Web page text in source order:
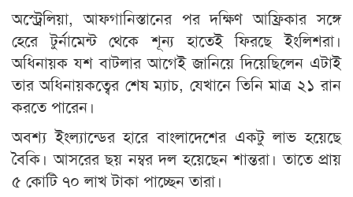
অস্ট্রেলিয়া, আফগানিস্তানের পর দক্ষিণ আফ্রিকার সঙ্গে
হেরে টুর্নামেন্ট থেকে শূন্য হাতেই ফিরছে ইংলিশরা।
অধিনায়ক যশ বাটলার আগেই জানিয়ে দিয়েছিলেন এটাই
তার অধিনায়কত্বের শেষ ম্যাচ, যেখানে তিনি মাত্র ২১ রান
করতে পারেন।
অবশ্য ইংল্যান্ডের হারে বাংলাদেশের একটু লাভ হয়েছে
বৈকি। আসরের ছয় নম্বর দল হয়েছেন শান্তরা। তাতে প্রায়
৫ কোটি ৭০ লাখ টাকা পাচ্ছেন তারা।